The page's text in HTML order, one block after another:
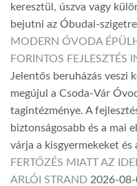
keresztül, úszva vagy
bejutni az Óbudai-
MODERN ÓVODA
FORINTOS FEJLESZTÉS
Jelentős beruházás veszi
megújul a Csoda-Vár
tagintézménye. A
biztonságosabb és a mai
várja a kisgyermekeket
FERTŐZÉS MIATT AZ
ARLÓI STRAND 2026-